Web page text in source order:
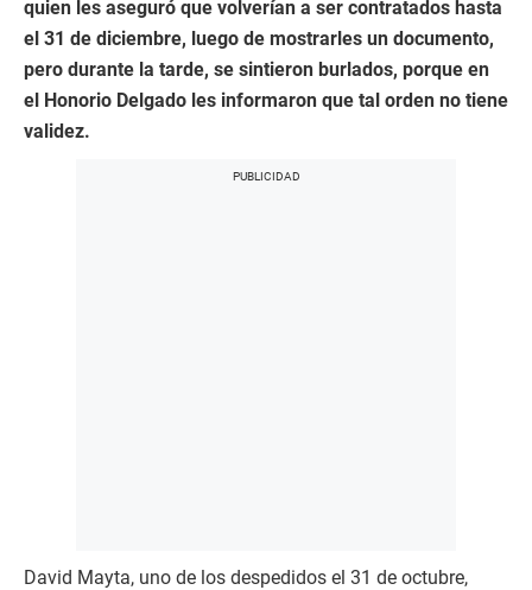
quien les aseguró que volverían a ser contratados hasta
el 31 de diciembre, luego de mostrarles un documento,
pero durante la tarde, se sintieron burlados, porque en
el Honorio Delgado les informaron que tal orden no tiene
validez.
David Mayta, uno de los despedidos el 31 de octubre,